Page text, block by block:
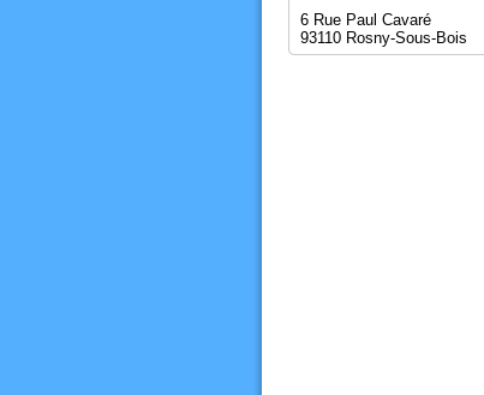
6 Rue Paul Cavaré
93110 Rosny-Sous-Bois